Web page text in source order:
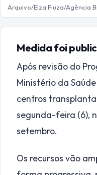
Arquivo/Elza Fiuza/Agência
Medida foi
Após revisão do
Ministério da
centros
segunda-feira (6),
setembro.
Os recursos vão